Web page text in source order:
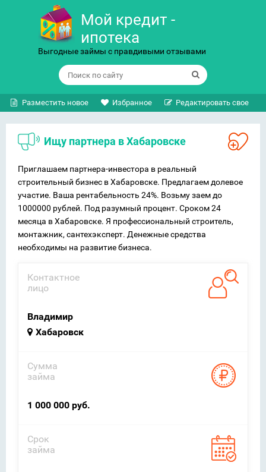
Мой кредит -
ипотека
Выгодные займы с правдивыми отзывами
Разместить новое Избранное Редактировать свое
Ищу партнера в Хабаровске
Приглашаем партнера-инвестора в реальный
строительный бизнес в Хабаровске. Предлагаем долевое
участие. Ваша рентабельность 24%. Возьму заем до
1000000 рублей. Под разумный процент. Сроком 24
месяца в Хабаровске. Я профессиональный строитель,
монтажник, сантехэксперт. Денежные средства
необходимы на развитие бизнеса.
Контактное
лицо
Владимир
Хабаровск
Сумма
займа
1 000 000 руб.
Срок
займа